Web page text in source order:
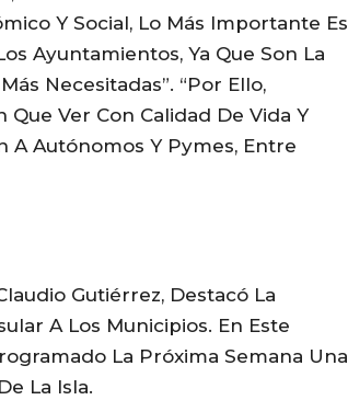
Y Social, Lo Más Importante Es
Ayuntamientos, Ya Que Son La
Necesitadas”. “Por Ello,
Ver Con Calidad De Vida Y
A Autónomos Y Pymes, Entre
Gutiérrez, Destacó La
A Los Municipios. En Este
La Próxima Semana Una
La Isla.